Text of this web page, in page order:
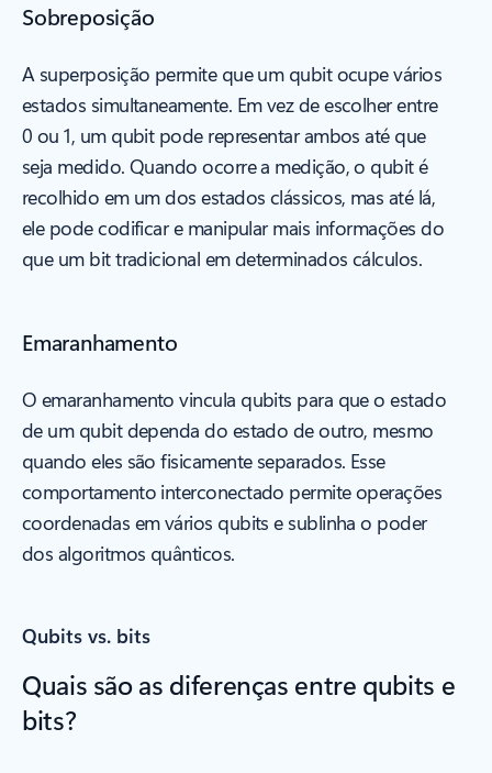
Sobreposição
A superposição permite que um qubit ocupe vários
estados simultaneamente. Em vez de escolher entre
0 ou 1, um qubit pode representar ambos até que
seja medido. Quando ocorre a medição, o qubit é
recolhido em um dos estados clássicos, mas até lá,
ele pode codificar e manipular mais informações do
que um bit tradicional em determinados cálculos.
Emaranhamento
O emaranhamento vincula qubits para que o estado
de um qubit dependa do estado de outro, mesmo
quando eles são fisicamente separados. Esse
comportamento interconectado permite operações
coordenadas em vários qubits e sublinha o poder
dos algoritmos quânticos.
Qubits vs. bits
Quais são as diferenças entre qubits e
bits?